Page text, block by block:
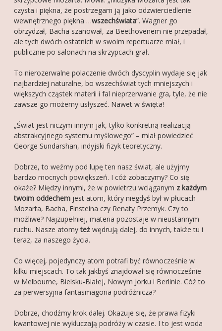
czysta i piękna, że ​​postrzegam ją jako odzwierciedlenie
wewnętrznego piękna …wszechświata”. Wagner go
obrzydzał, Bacha szanował, za Beethovenem nie przepadał,
ale tych dwóch ostatnich w swoim repertuarze miał, i
publicznie po salonach na skrzypcach grał.
To nierozerwalne polaczenie dwóch dyscyplin wydaje się jak
najbardziej naturalne, bo wszechświat tych mniejszych i
większych cząstek materii i fal nieprzerwanie gra, tyle, że nie
zawsze go możemy usłyszeć. Nawet w święta!
„Świat jest niczym innym jak, tylko konkretną realizacją
abstrakcyjnego systemu myślowego” – miał powiedzieć
George Sundarshan, indyjski fizyk teoretyczny.
Dobrze, to weźmy pod lupę ten nasz świat, ale użyjmy
bardzo mocnych powiększeń. I cóż zobaczymy? Co się
okaże? Między innymi, że w powietrzu wciąganym z każdym
twoim oddechem jest atom, który niegdyś był w płucach
Mozarta, Bacha, Einsteina czy Renaty Przemyk. Czy to
możliwe? Najzupełniej, materia pozostaje w nieustannym
ruchu. Nasze atomyteż wędrują dalej, do innych, także tu i
teraz, za naszego życia.
Co więcej, pojedynczy atom potrafi być równocześnie w
kilku miejscach. To tak jakbyś znajdował się równocześnie
w Melbourne, Bielsku-Białej, Nowym Jorku i Berlinie. Cóż to
za perwersyjna fantasmagoria podróżnicza?
Dobrze, chodźmy krok dalej. Okazuje się, że prawa fizyki
kwantowej nie wykluczają podróży w czasie. I to jest woda